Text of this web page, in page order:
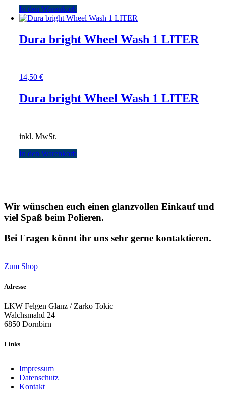
In den Warenkorb
Dura bright Wheel Wash 1 LITER
14,50 €
Dura bright Wheel Wash 1 LITER
inkl. MwSt.
In den Warenkorb
Wir wünschen euch einen glanzvollen Einkauf und
viel Spaß beim Polieren.
Bei Fragen könnt ihr uns sehr gerne kontaktieren.
Zum Shop
Adresse
LKW Felgen Glanz / Zarko Tokic
Walchsmahd 24
6850 Dornbirn
Links
Impressum
Datenschutz
Kontakt